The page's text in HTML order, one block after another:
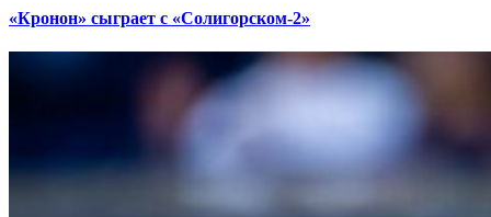
«Кронон» сыграет с «Солигорском-2»